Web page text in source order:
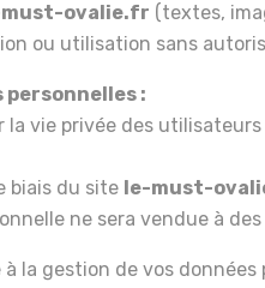
ovalie.fr (textes,
ou utilisation sans
:
la vie privée des
biais du site le-must-
ne sera vendue à
la gestion de vos